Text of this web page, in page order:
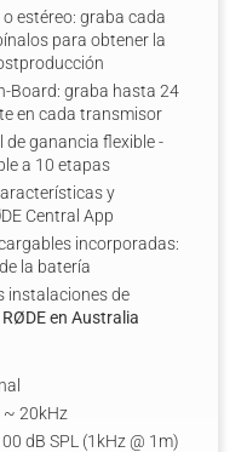
estéreo: graba cada
para obtener la
Board: graba hasta 24
en cada transmisor
de ganancia flexible -
a 10 etapas
y
Central App
incorporadas:
la batería
instalaciones de
RØDE en Australia
~ 20kHz
dB SPL (1kHz @ 1m)